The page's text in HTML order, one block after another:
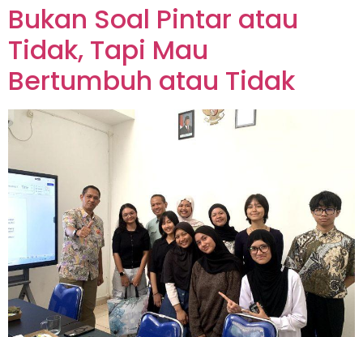
Bukan Soal Pintar atau
Tidak, Tapi Mau
Bertumbuh atau Tidak